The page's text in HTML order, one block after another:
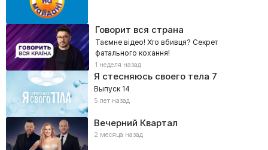
Говорит вся страна
Таємне відео! Хто вбивця? Секрет
фатального кохання!
1 неделя назад
Я стесняюсь своего тела 7
Выпуск 14
5 лет назад
Вечерний Квартал
2 месяца назад